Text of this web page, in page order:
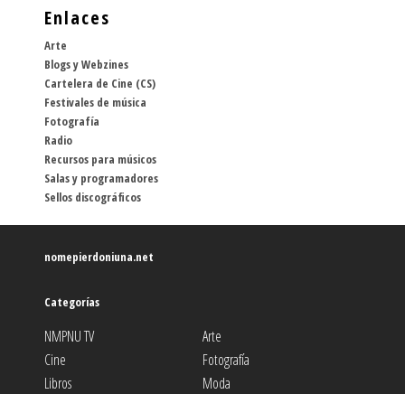
Enlaces
Arte
Blogs y Webzines
Cartelera de Cine (CS)
Festivales de música
Fotografía
Radio
Recursos para músicos
Salas y programadores
Sellos discográficos
nomepierdoniuna.net
Categorías
NMPNU TV
Arte
Cine
Fotografía
Libros
Moda